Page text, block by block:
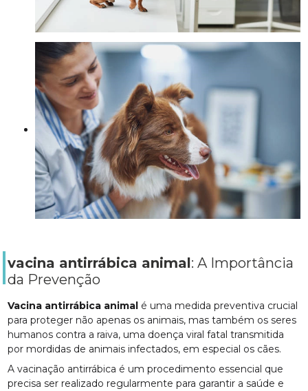
vacina antirrábica animal: A Importância
da Prevenção
Vacina antirrábica animal é uma medida preventiva crucial
para proteger não apenas os animais, mas também os seres
humanos contra a raiva, uma doença viral fatal transmitida
por mordidas de animais infectados, em especial os cães.
A vacinação antirrábica é um procedimento essencial que
precisa ser realizado regularmente para garantir a saúde e